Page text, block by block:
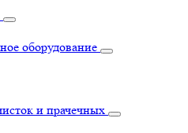
оборудование
и прачечных